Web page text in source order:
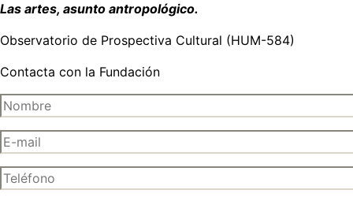
Las artes, asunto antropológico.
Observatorio de Prospectiva Cultural (HUM-584)
Contacta con la Fundación